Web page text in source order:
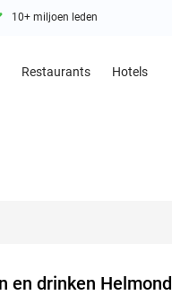
10+ miljoen leden
Restaurants Hotels
en drinken Helmond